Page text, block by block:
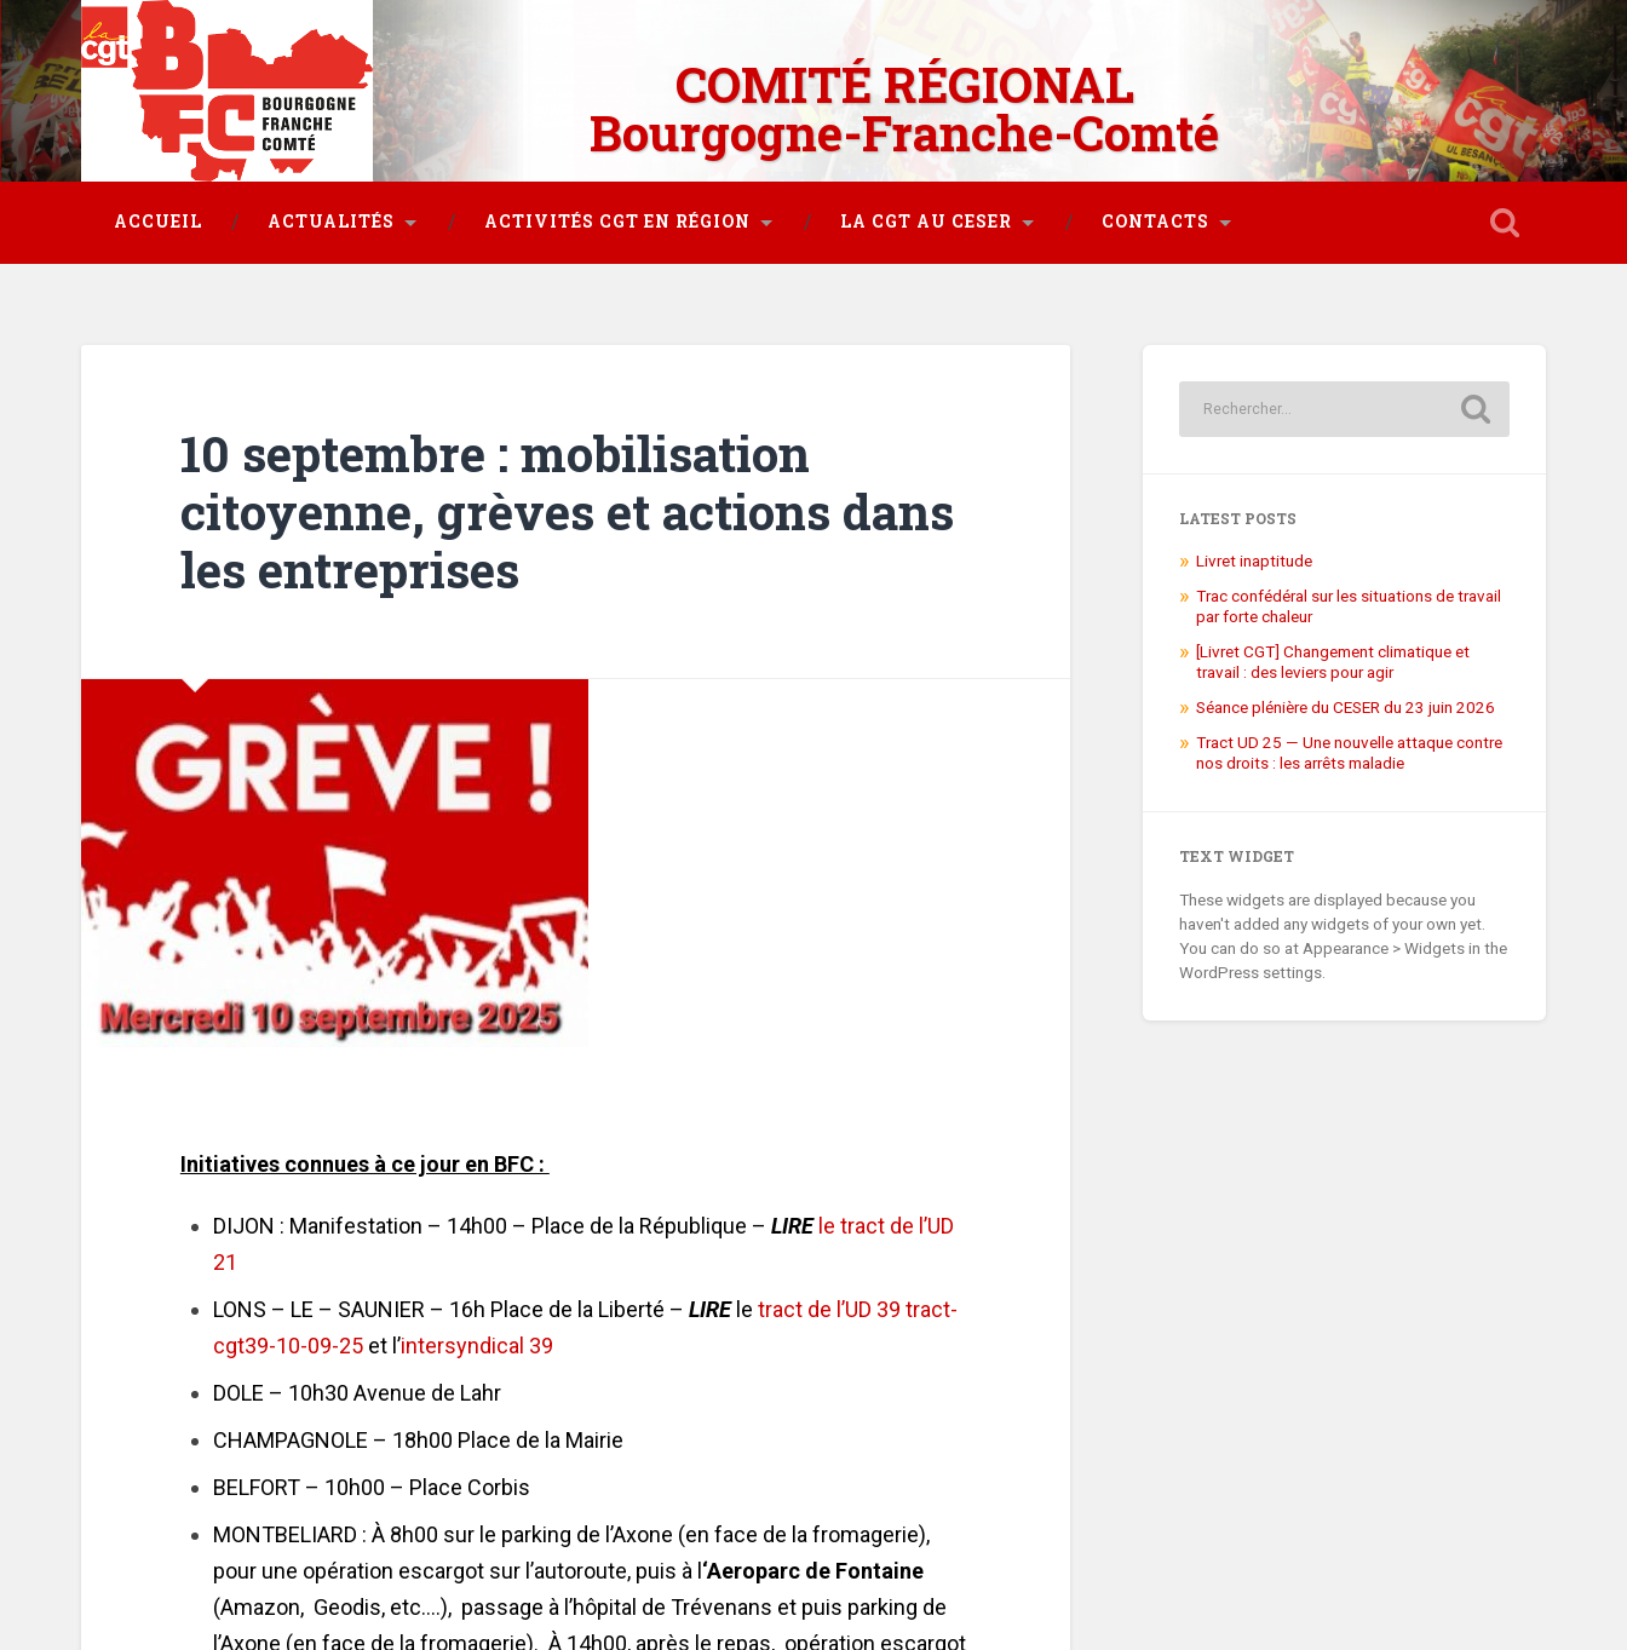
COMITÉ RÉGIONAL
Bourgogne-Franche-Comté
ACCUEIL ACTUALITÉS ACTIVITÉS CGT EN RÉGION LA CGT AU CESER CONTACTS
10 septembre : mobilisation
citoyenne, grèves et actions dans
les entreprises
Initiatives connues à ce jour en BFC :
DIJON : Manifestation – 14h00 – Place de la République – LIRE le tract de l’UD
21
LONS – LE – SAUNIER – 16h Place de la Liberté – LIREle tract de l’UD 39 tract-
cgt39-10-09-25et l’intersyndical 39
DOLE – 10h30 Avenue de Lahr
CHAMPAGNOLE – 18h00 Place de la Mairie
BELFORT – 10h00 – Place Corbis
MONTBELIARD : À 8h00 sur le parking de l’Axone (en face de la fromagerie),
pour une opération escargot sur l’autoroute, puis à l ‘Aeroparc de Fontaine
(Amazon, Geodis, etc….), passage à l’hôpital de Trévenans et puis parking de
l’Axone (en face de la fromagerie). À 14h00, après le repas, opération escargot
LATEST POSTS
Livret inaptitude
Trac confédéral sur les situations de travail
par forte chaleur
[Livret CGT] Changement climatique et
travail : des leviers pour agir
Séance plénière du CESER du 23 juin 2026
Tract UD 25 — Une nouvelle attaque contre
nos droits : les arrêts maladie
TEXT WIDGET
These widgets are displayed because you
haven't added any widgets of your own yet.
You can do so at Appearance > Widgets in the
WordPress settings.